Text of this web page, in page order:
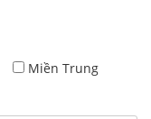
Miền Trung